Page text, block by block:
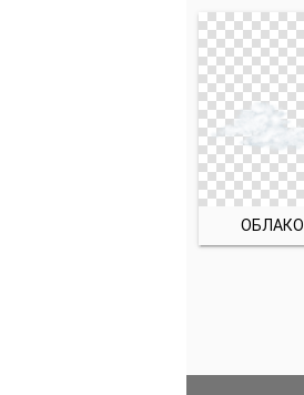
ОБЛАКО